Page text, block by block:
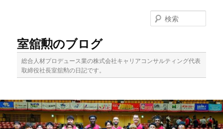
移
動
室舘勲のブログ
総合人材プロデュース業の株式会社キャリアコンサルティング代表
取締役社長室舘勲の日記です。
索